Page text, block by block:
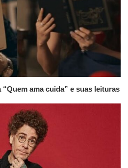
ama cuida” e suas leituras